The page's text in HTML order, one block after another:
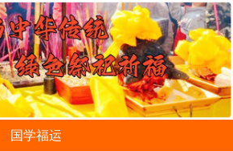
国学福运